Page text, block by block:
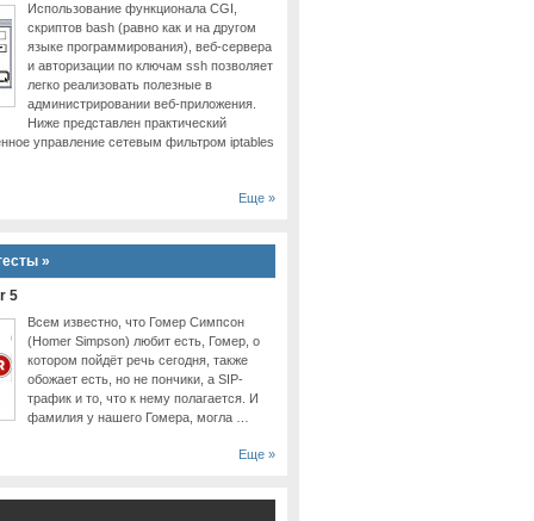
Использование функционала CGI,
скриптов bash (равно как и на другом
языке программирования), веб-сервера
и авторизации по ключам ssh позволяет
легко реализовать полезные в
администрировании веб-приложения.
Ниже представлен практический
управление сетевым фильтром iptables
Еще »
»
5
Всем известно, что Гомер Симпсон
(Homer Simpson) любит есть, Гомер, о
котором пойдёт речь сегодня, также
обожает есть, но не пончики, а SIP-
трафик и то, что к нему полагается. И
фамилия у нашего Гомера, могла …
Еще »